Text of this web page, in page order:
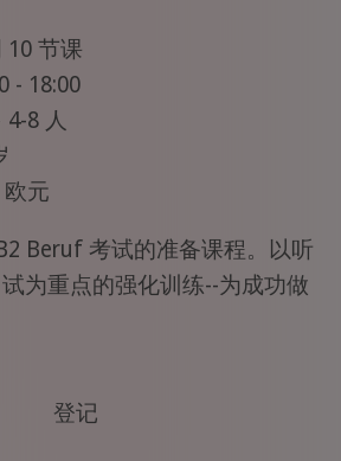
10 节课
- 18:00
8 人
元
Beruf 考试的准备课程。以听
为重点的强化训练--为成功做
登记